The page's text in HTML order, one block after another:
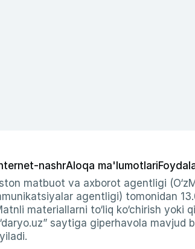
nashrAloqa ma'lumotlari
matbuot va axborot agentligi
agentligi) tomonidan
materiallarni to‘liq ko‘chirish
saytiga giperhavola mavjud